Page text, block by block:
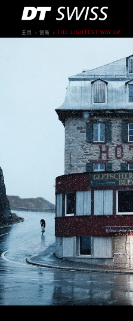
主页 创新 THE LIGHTEST WAY UP